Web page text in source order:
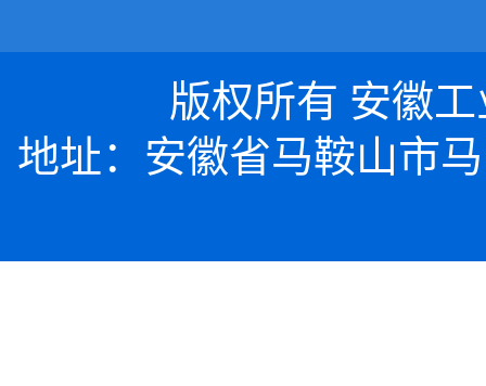
版权所有 安徽
地址：安徽省马鞍山市